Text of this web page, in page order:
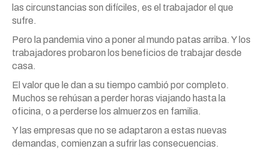
las circunstancias son difíciles, es el trabajador el que
sufre.
Pero la pandemia vino a poner al mundo patas arriba. Y los
trabajadores probaron los beneficios de trabajar desde
casa.
El valor que le dan a su tiempo cambió por completo.
Muchos se rehúsan a perder horas viajando hasta la
oficina, o a perderse los almuerzos en familia.
Y las empresas que no se adaptaron a estas nuevas
demandas, comienzan a sufrir las consecuencias.